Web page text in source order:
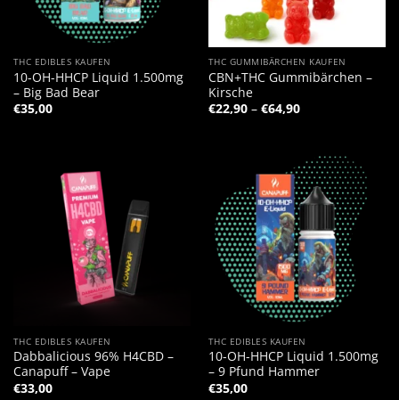
THC EDIBLES KAUFEN
10-OH-HHCP Liquid 1.500mg
– Big Bad Bear
€35,00
THC GUMMIBÄRCHEN KAUFEN
CBN+THC Gummibärchen –
Kirsche
€22,90 – €64,90Preisspanne:
THC EDIBLES KAUFEN
Dabbalicious 96% H4CBD –
Canapuff – Vape
€33,00
THC EDIBLES KAUFEN
10-OH-HHCP Liquid 1.500mg
– 9 Pfund Hammer
€35,00